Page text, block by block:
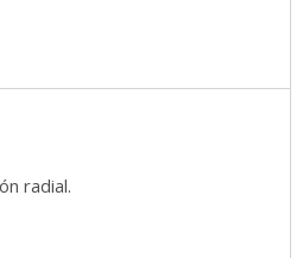
radial.